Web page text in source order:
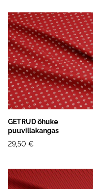
GETRUD õhuke
puuvillakangas
29,50 €